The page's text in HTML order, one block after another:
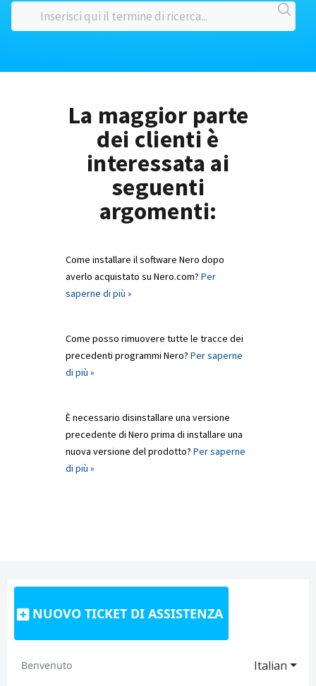
La maggior parte
dei clienti è
interessata ai
seguenti
argomenti:
Come installare il software Nero dopo
averlo acquistato su Nero.com? Per
saperne di più »
Come posso rimuovere tutte le tracce dei
precedenti programmi Nero? Per saperne
di più »
È necessario disinstallare una versione
precedente di Nero prima di installare una
nuova versione del prodotto? Per saperne
di più »
NUOVO TICKET DI ASSISTENZA
Italian
Benvenuto